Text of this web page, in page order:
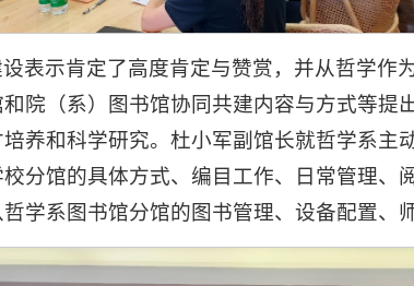
表示肯定了高度肯定与赞赏，并从哲学作
院（系）图书馆协同共建内容与方式等提
养和科学研究。杜小军副馆长就哲学系主
分馆的具体方式、编目工作、日常管理、
学系图书馆分馆的图书管理、设备配置、